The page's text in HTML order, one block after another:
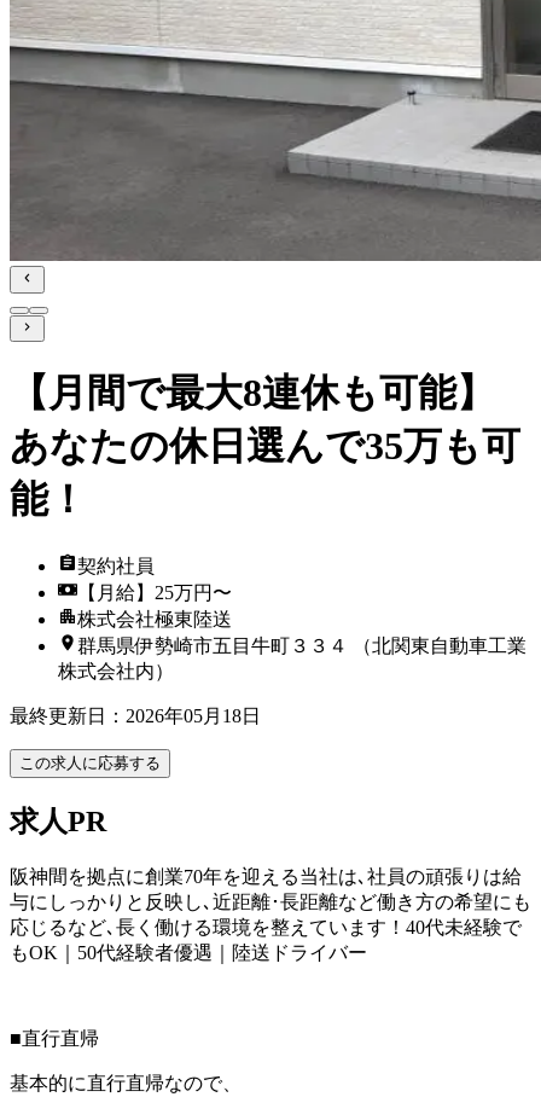
【月間で最大8連休も可能】
あなたの休日選んで35万も可
能！
契約社員
【月給】25万円〜
株式会社極東陸送
群馬県伊勢崎市五目牛町３３４ （北関東自動車工業
株式会社内）
最終更新日 ： 2026年05月18日
この求人に応募する
求人PR
阪神間を拠点に創業70年を迎える当社は､社員の頑張りは給
与にしっかりと反映し､近距離･長距離など働き方の希望にも
応じるなど､長く働ける環境を整えています！40代未経験で
もOK｜50代経験者優遇｜陸送ドライバー
■直行直帰
基本的に直行直帰なので、